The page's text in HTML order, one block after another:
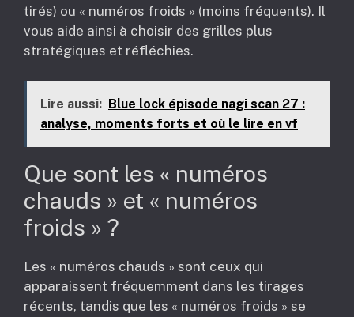
tirés) ou « numéros froids » (moins fréquents). Il
vous aide ainsi à choisir des grilles plus
stratégiques et réfléchies.
Lire aussi: Blue lock épisode nagi scan 27 :
analyse, moments forts et où le lire en vf
Que sont les « numéros
chauds » et « numéros
froids » ?
Les « numéros chauds » sont ceux qui
apparaissent fréquemment dans les tirages
récents, tandis que les « numéros froids » se